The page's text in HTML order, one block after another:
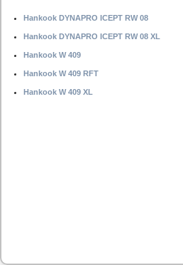
Hankook DYNAPRO ICEPT RW 08
Hankook DYNAPRO ICEPT RW 08 XL
Hankook W 409
Hankook W 409 RFT
Hankook W 409 XL